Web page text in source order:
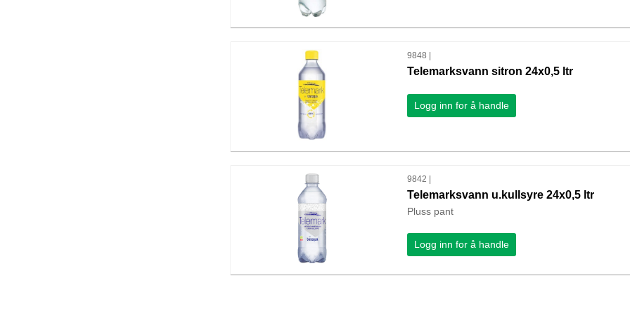
9848 |
Telemarksvann sitron 24x0,5 ltr
Logg inn for å handle
9842 |
Telemarksvann u.kullsyre 24x0,5 ltr
Pluss pant
Logg inn for å handle